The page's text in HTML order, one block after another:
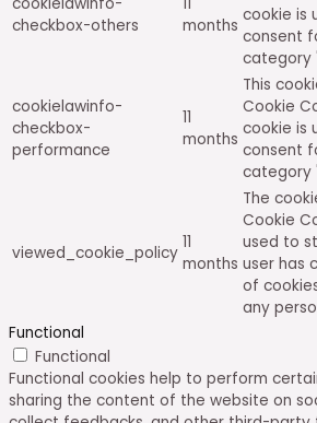
checkbox-others
months
cookie is
consent
category
cookielawinfo-
checkbox-
performance
11
months
This
Cookie
cookie is
consent
category
viewed_cookie_policy
11
months
The
Cookie
used to
user has
of
any
Functional
Functional
Functional cookies help to perform
sharing the content of the website on